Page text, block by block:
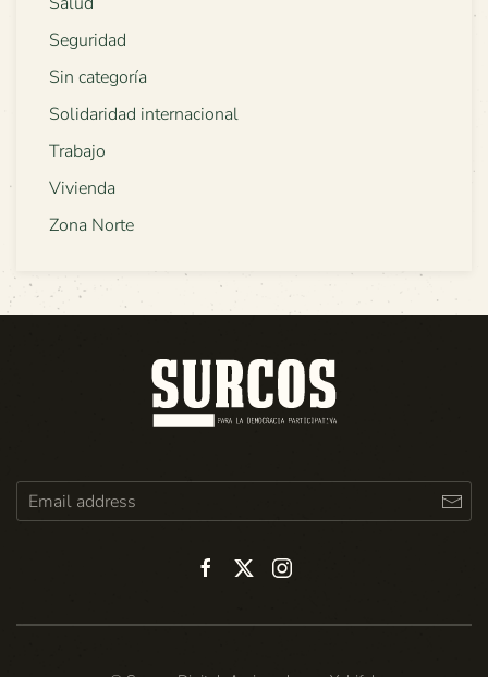
Seguridad
Sin categoría
Solidaridad internacional
Trabajo
Vivienda
Zona Norte